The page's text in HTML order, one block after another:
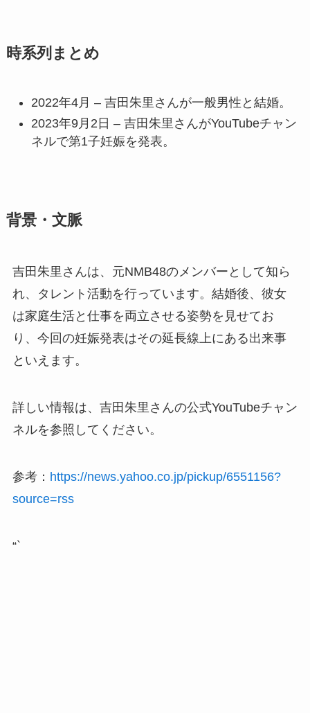
時系列まとめ
2022年4月 – 吉田朱里さんが一般男性と結婚。
2023年9月2日 – 吉田朱里さんがYouTubeチャン
ネルで第1子妊娠を発表。
背景・文脈
吉田朱里さんは、元NMB48のメンバーとして知ら
れ、タレント活動を行っています。結婚後、彼女
は家庭生活と仕事を両立させる姿勢を見せてお
り、今回の妊娠発表はその延長線上にある出来事
といえます。
詳しい情報は、吉田朱里さんの公式YouTubeチャン
ネルを参照してください。
参考： https://news.yahoo.co.jp/pickup/6551156?
source=rss
“`